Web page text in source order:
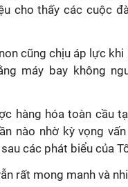
cho thấy các cuộc
cũng chịu áp lực
máy bay không
hàng hóa toàn cầu
nào nhờ kỳ vọng
các phát biểu của
rất mong manh và